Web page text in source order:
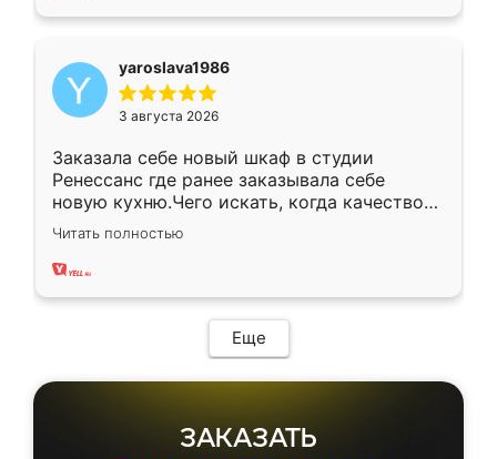
yaroslava1986
3 августа 2026
Заказала себе новый шкаф в студии
Ренессанс где ранее заказывала себе
новую кухню.Чего искать, когда качеством
вполне довольна. Служит кухня уже почти
два года, нареканий нет.
Читать полностью
Еще
ЗАКАЗАТЬ